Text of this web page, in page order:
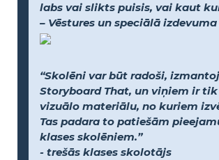
labs vai slikts puisis, vai kaut
– Vēstures un speciālā
“Skolēni var būt radoši,
Storyboard That, un viņiem ir
vizuālo materiālu, no kuriem
Tas padara to patiešām
klases skolēniem.”
- trešās klases skolotājs